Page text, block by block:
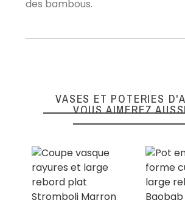
des bambous.
Entreprise très sérieuse. Je suis très
Noëlle B.
Publié le 02/10/2017 à 09:31(Date de
Je n'en dirai pas plus qu'après ma
bien devenir une cliente assidue.
VASES ET POTERIES
VOUS AIMEREZ